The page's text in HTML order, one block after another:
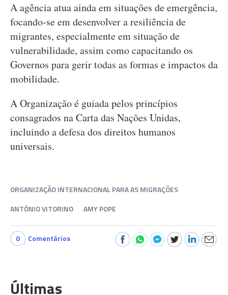
A agência atua ainda em situações de emergência,
focando-se em desenvolver a resiliência de
migrantes, especialmente em situação de
vulnerabilidade, assim como capacitando os
Governos para gerir todas as formas e impactos da
mobilidade.
A Organização é guiada pelos princípios
consagrados na Carta das Nações Unidas,
incluindo a defesa dos direitos humanos
universais.
ORGANIZAÇÃO INTERNACIONAL PARA AS MIGRAÇÕES
ANTÓNIO VITORINO
AMY POPE
0 Comentários
Últimas